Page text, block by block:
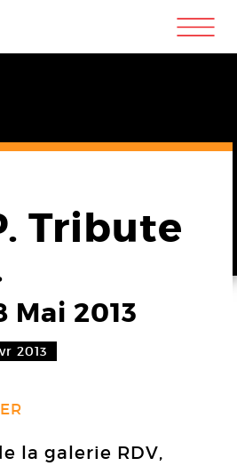
m
Tribute
Mai 2013
2013
la galerie RDV,